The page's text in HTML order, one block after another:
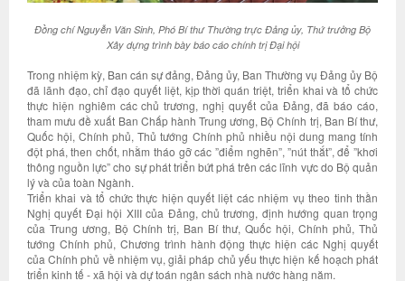
Đồng chí Nguyễn Văn Sinh, Phó Bí thư Thường trực Đảng ủy, Thứ trưởng Bộ
Xây dựng trình bày báo cáo chính trị Đại hội
Trong nhiệm kỳ, Ban cán sự đảng, Đảng ủy, Ban Thường vụ Đảng ủy Bộ
đã lãnh đạo, chỉ đạo quyết liệt, kịp thời quán triệt, triển khai và tổ chức
thực hiện nghiêm các chủ trương, nghị quyết của Đảng, đã báo cáo,
tham mưu đề xuất Ban Chấp hành Trung ương, Bộ Chính trị, Ban Bí thư,
Quốc hội, Chính phủ, Thủ tướng Chính phủ nhiều nội dung mang tính
đột phá, then chốt, nhằm tháo gỡ các ”điểm nghẽn”, ”nút thắt”, để ”khơi
thông nguồn lực” cho sự phát triển bứt phá trên các lĩnh vực do Bộ quản
lý và của toàn Ngành.
Triển khai và tổ chức thực hiện quyết liệt các nhiệm vụ theo tinh thần
Nghị quyết Đại hội XIII của Đảng, chủ trương, định hướng quan trọng
của Trung ương, Bộ Chính trị, Ban Bí thư, Quốc hội, Chính phủ, Thủ
tướng Chính phủ, Chương trình hành động thực hiện các Nghị quyết
của Chính phủ về nhiệm vụ, giải pháp chủ yếu thực hiện kế hoạch phát
triển kinh tế - xã hội và dự toán ngân sách nhà nước hàng năm.